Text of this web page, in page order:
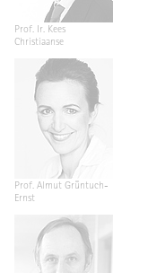
Prof. Ir. Kees
Christiaanse
Prof. Almut Grüntuch-
Ernst